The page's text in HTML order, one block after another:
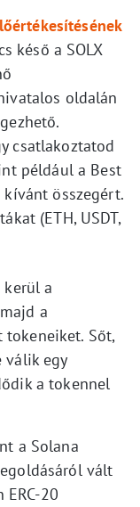
késő a SOLX
oldalán
csatlakoztatod
például a Best
összegért.
(ETH, USDT,
kerül a
a
tokeneiket. Sőt,
válik egy
a tokennel
a Solana
vált
ERC-20